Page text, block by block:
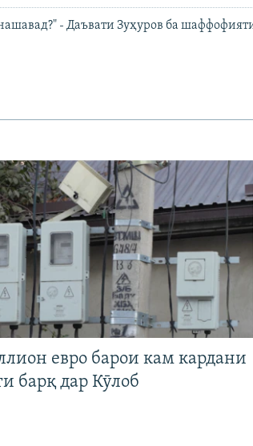
- Даъвати Зуҳуров ба
евро барои кам кардани
барқ дар Кӯлоб